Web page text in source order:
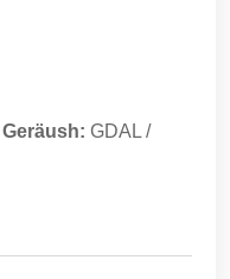
Geräush: GDAL /